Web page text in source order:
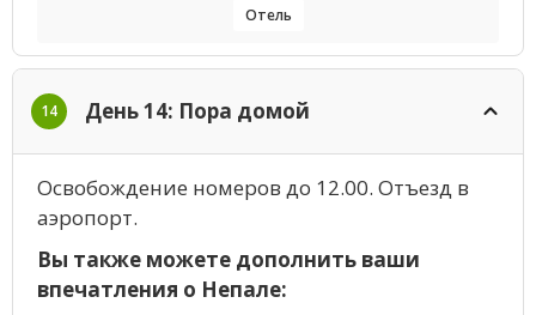
Отель
14 День 14: Пора домой
Освобождение номеров до 12.00. Отъезд в
аэропорт.
Вы также можете дополнить ваши
впечатления о Непале: